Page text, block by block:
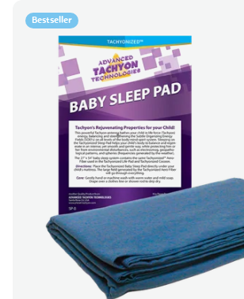
Bestseller